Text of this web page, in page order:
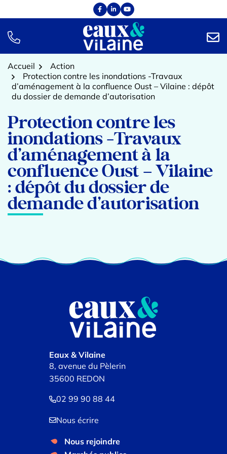
au
contenu
Facebook
(ouverture dans un nouvel onglet)
Linkedin
(ouverture dans un nouvel onglet)
YouTube
(ouverture dans un nouvel onglet)
TÉL.
Accueil
Action
Protection contre les inondations -Travaux
d’aménagement à la confluence Oust – Vilaine : dépôt
du dossier de demande d’autorisation
Protection contre les
inondations -Travaux
d’aménagement à la
confluence Oust – Vilaine
: dépôt du dossier de
demande d’autorisation
Eaux & Vilaine
8, avenue du Pèlerin
35600 REDON
02 99 90 88 44
Nous écrire
Nous rejoindre